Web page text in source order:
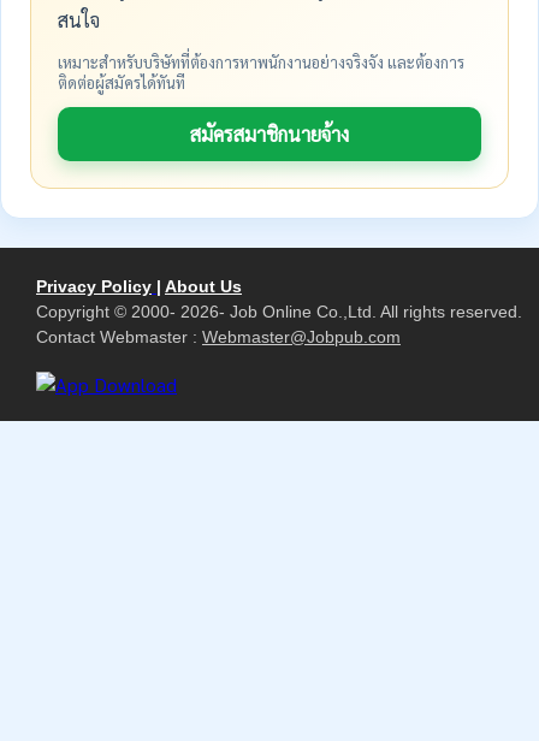
สนใจ
เหมาะสำหรับบริษัทที่ต้องการหาพนักงานอย่างจริงจัง และต้องการ
ติดต่อผู้สมัครได้ทันที
สมัครสมาชิกนายจ้าง
Privacy Policy | About Us
Copyright © 2000- 2026- Job Online Co.,Ltd. All rights reserved.
Contact Webmaster : Webmaster@Jobpub.com